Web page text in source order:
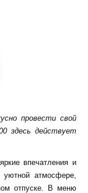
провести свой
здесь действует
впечатления и
атмосфере,
отпуске. В меню